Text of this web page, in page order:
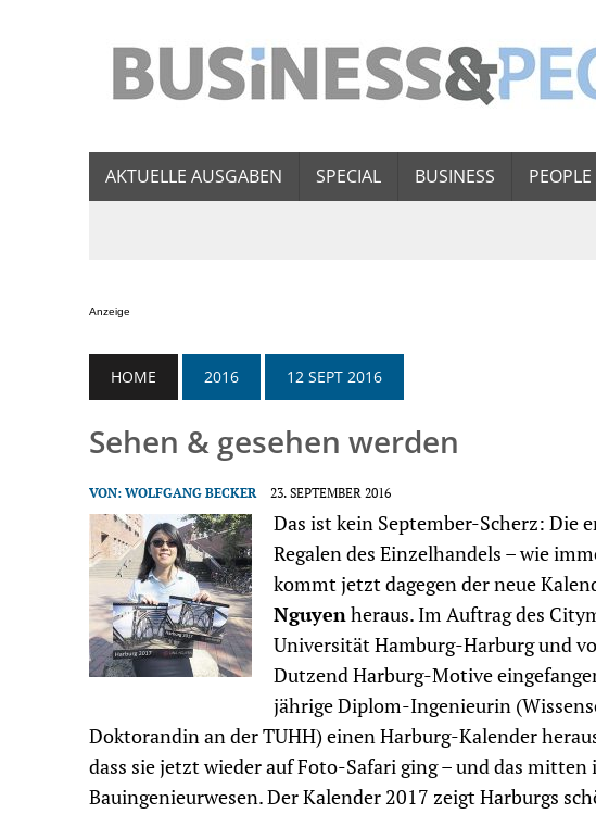
AKTUELLE AUSGABEN SPECIAL BUSINESS PEOPLE
Anzeige
HOME 2016 12 SEPT 2016
Sehen & gesehen werden
VON: WOLFGANG BECKER 23. SEPTEMBER 2016
Das ist kein September-Scherz: Die
Regalen des Einzelhandels – wie
kommt jetzt dagegen der neue
Nguyenheraus. Im Auftrag des
Universität Hamburg-Harburg und
Dutzend Harburg-Motive
jährige Diplom-Ingenieurin
Doktorandin an der TUHH) einen Harburg-Kalender
dass sie jetzt wieder auf Foto-Safari ging – und das
Bauingenieurwesen. Der Kalender 2017 zeigt Harburgs